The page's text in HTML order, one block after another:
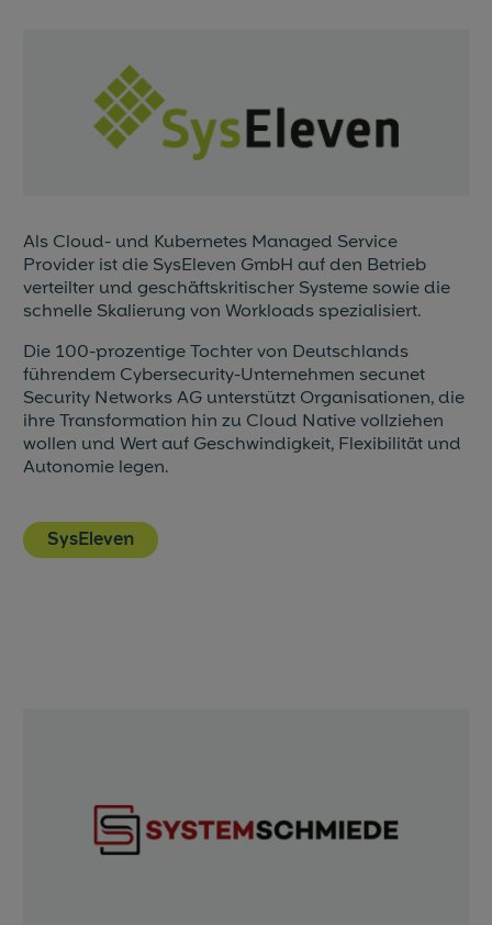
Als Cloud- und Kubernetes Managed Service
Provider ist die SysEleven GmbH auf den Betrieb
verteilter und geschäftskritischer Systeme sowie die
schnelle Skalierung von Workloads spezialisiert.
Die 100-prozentige Tochter von Deutschlands
führendem Cybersecurity-Unternehmen secunet
Security Networks AG unterstützt Organisationen, die
ihre Transformation hin zu Cloud Native vollziehen
wollen und Wert auf Geschwindigkeit, Flexibilität und
Autonomie legen.
SysEleven